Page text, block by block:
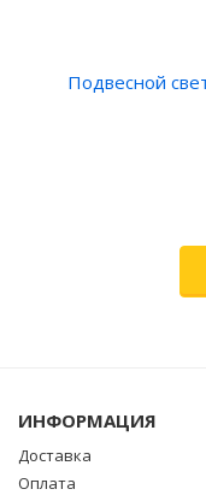
Подвесной
ИНФОРМАЦИЯ
Доставка
Оплата